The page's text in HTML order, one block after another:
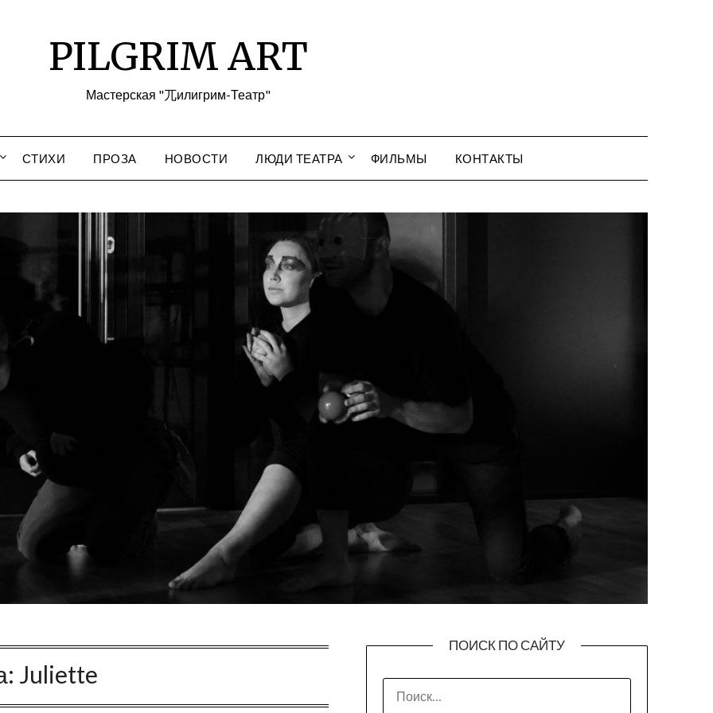
PILGRIM ART
Мастерская "兀илигрим-Театр"
СТИХИ ПРОЗА НОВОСТИ ЛЮДИ ТЕАТРА ФИЛЬМЫ КОНТАКТЫ
Juliette
ПОИСК ПО САЙТУ